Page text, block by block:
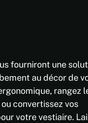
fourniront une
au décor de
rangez
convertissez vos
votre vestiaire.